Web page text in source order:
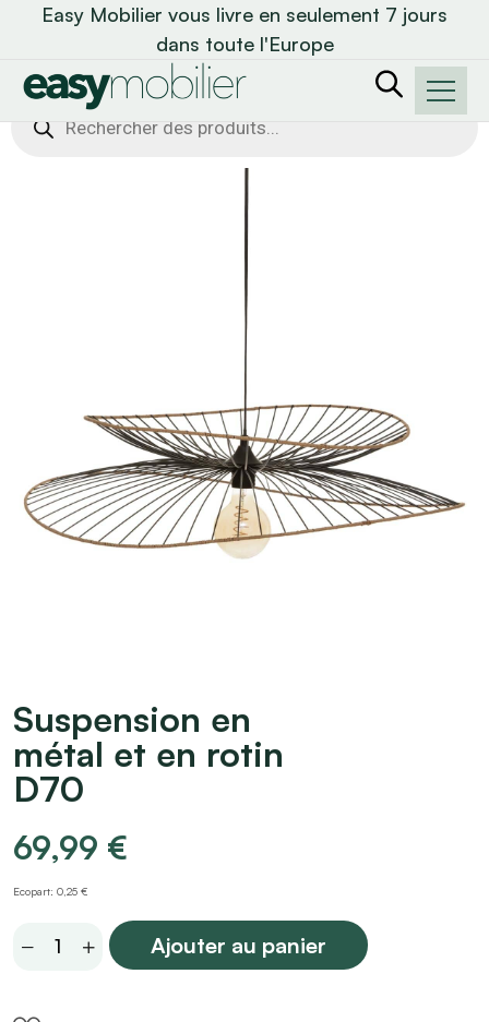
Easy Mobilier vous livre en seulement 7 jours
dans toute l'Europe
Recherche
de
Suspension en
métal et en rotin
D70
69,99 €
Ecopart: 0,25 €
Suspension
Ajouter au panier